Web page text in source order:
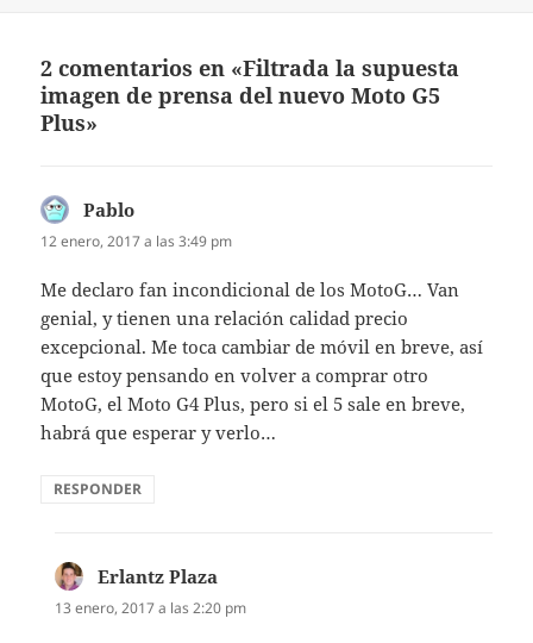
2 comentarios en «Filtrada la supuesta
imagen de prensa del nuevo Moto G5
Plus»
Pablo
12 enero, 2017 a las 3:49 pm
Me declaro fan incondicional de los MotoG… Van
genial, y tienen una relación calidad precio
excepcional. Me toca cambiar de móvil en breve, así
que estoy pensando en volver a comprar otro
MotoG, el Moto G4 Plus, pero si el 5 sale en breve,
habrá que esperar y verlo…
RESPONDER
Erlantz Plaza
13 enero, 2017 a las 2:20 pm